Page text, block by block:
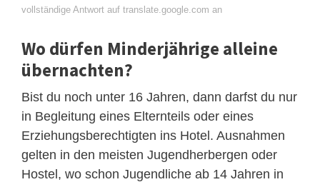
vollständige Antwort auf translate.google.com an
Wo dürfen Minderjährige alleine
übernachten?
Bist du noch unter 16 Jahren, dann darfst du nur
in Begleitung eines Elternteils oder eines
Erziehungsberechtigten ins Hotel. Ausnahmen
gelten in den meisten Jugendherbergen oder
Hostel, wo schon Jugendliche ab 14 Jahren in